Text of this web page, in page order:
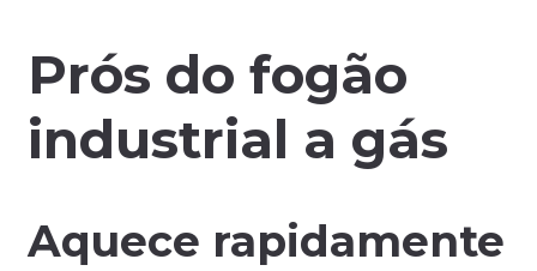
Prós do fogão
industrial a gás
Aquece rapidamente